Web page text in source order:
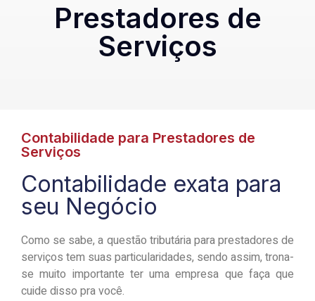
Prestadores de
Serviços
Contabilidade para Prestadores de
Serviços
Contabilidade exata para
seu Negócio
Como se sabe, a questão tributária para prestadores de
serviços tem suas particularidades, sendo assim, trona-
se muito importante ter uma empresa que faça que
cuide disso pra você.